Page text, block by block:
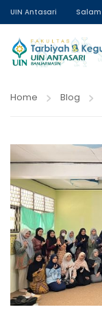
UIN Antasari Salam
Home Blog